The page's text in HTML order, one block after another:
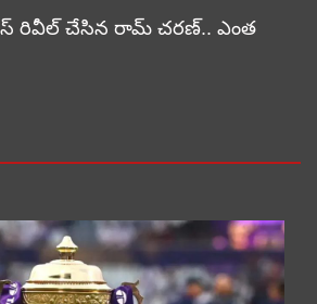
ఫేస్ రివీల్ చేసిన రామ్ చరణ్.. ఎంత